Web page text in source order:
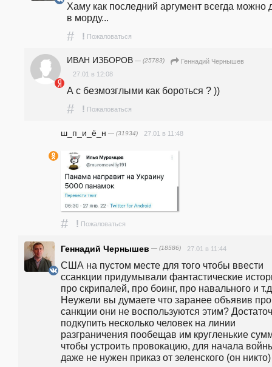
Хаму как последний аргумент всегда можно
в морду...
# ! Пожаловаться
ИВАН ИЗБОРОВ — (25783)
Геннадий Чернышев
27.01 в 12:08
А с безмозглыми как бороться ? ))
# ! Пожаловаться
ш_п_и_ё_н — (31934) 27.01 в 11:48
# ! Пожаловаться
Геннадий Чернышев — (18586) 27.01 в 11:44
США на пустом месте для того чтобы ввести
ссанкции придумывали фантастические
про скрипалей, про боинг, про навального и
Неужели вы думаете что заранее объявив про
санкции они не воспользуются этим?
подкупить несколько человек на линии
разграничения пообещав им кругленькие
чтобы устроить провокацию, для начала
даже не нужен приказ от зеленского (он никто)